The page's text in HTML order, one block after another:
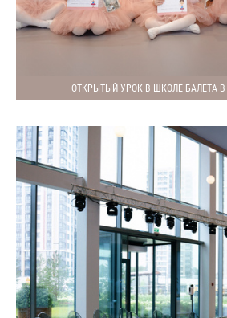
ОТКРЫТЫЙ УРОК В ШКОЛЕ БАЛЕТА В